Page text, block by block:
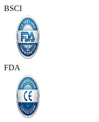
BSCI
FDA